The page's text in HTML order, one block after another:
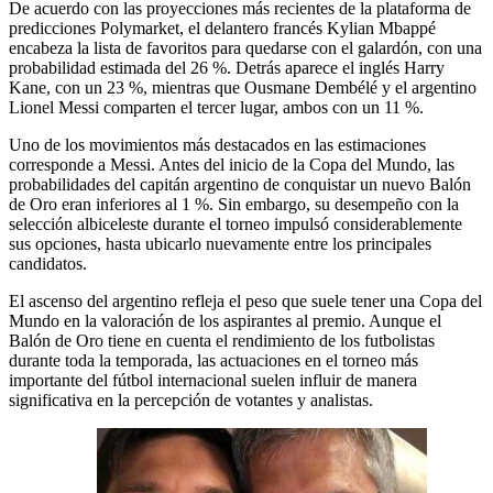
De acuerdo con las proyecciones más recientes de la plataforma de
predicciones Polymarket, el delantero francés Kylian Mbappé
encabeza la lista de favoritos para quedarse con el galardón, con una
probabilidad estimada del 26 %. Detrás aparece el inglés Harry
Kane, con un 23 %, mientras que Ousmane Dembélé y el argentino
Lionel Messi comparten el tercer lugar, ambos con un 11 %.
Uno de los movimientos más destacados en las estimaciones
corresponde a Messi. Antes del inicio de la Copa del Mundo, las
probabilidades del capitán argentino de conquistar un nuevo Balón
de Oro eran inferiores al 1 %. Sin embargo, su desempeño con la
selección albiceleste durante el torneo impulsó considerablemente
sus opciones, hasta ubicarlo nuevamente entre los principales
candidatos.
El ascenso del argentino refleja el peso que suele tener una Copa del
Mundo en la valoración de los aspirantes al premio. Aunque el
Balón de Oro tiene en cuenta el rendimiento de los futbolistas
durante toda la temporada, las actuaciones en el torneo más
importante del fútbol internacional suelen influir de manera
significativa en la percepción de votantes y analistas.